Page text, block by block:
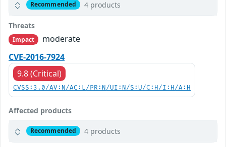
Recommended 4 products
Threats
Impact
moderate
CVE-2016-7924
9.8 (Critical)
CVSS:3.0/AV:N/AC:L/PR:N/UI:N/S:U/C:H/I:H/A:H
Affected products
Recommended 4 products